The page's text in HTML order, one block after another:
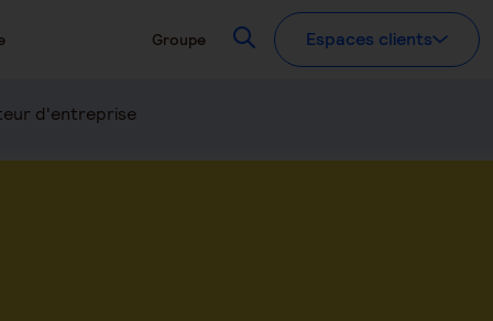
Groupe RecherchezEspaces clients
d'entreprise